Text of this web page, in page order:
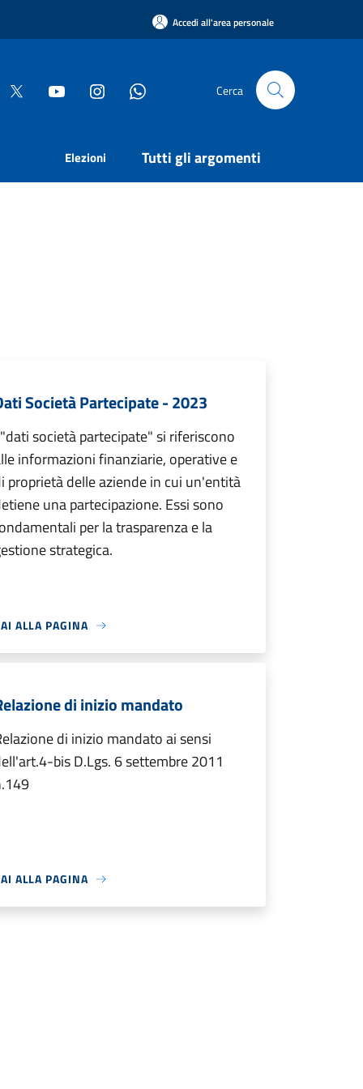
Accedi all'area personale
Cerca
Elezioni Tutti gli argomenti
Società Partecipate - 2023
società partecipate" si riferiscono
informazioni finanziarie, operative e
proprietà delle aziende in cui un'entità
una partecipazione. Essi sono
per la trasparenza e la
strategica.
ALLA PAGINA
di inizio mandato
di inizio mandato ai sensi
bis D.Lgs. 6 settembre 2011
ALLA PAGINA